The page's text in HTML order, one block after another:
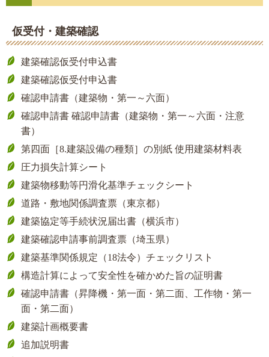
仮受付・建築確認
建築確認仮受付申込書
建築確認仮受付申込書
確認申請書（建築物・第一～六面）
確認申請書 確認申請書（建築物・第一～六面・注意
書）
第四面［8.建築設備の種類］の別紙 使用建築材料表
圧力損失計算シート
建築物移動等円滑化基準チェックシート
道路・敷地関係調査票（東京都）
建築協定等手続状況届出書（横浜市）
建築確認申請事前調査票（埼玉県）
建築基準関係規定（18法令）チェックリスト
構造計算によって安全性を確かめた旨の証明書
確認申請書（昇降機・第一面・第二面、工作物・第一
面・第二面）
建築計画概要書
追加説明書